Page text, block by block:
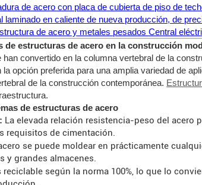
de acero con placa de cubierta de piso de
laminado en caliente de nueva producción, de
de acero y metales pesados Central
de estructuras de acero en la construcción
convertido en la columna vertebral de la
opción preferida para una amplia variedad de
de la construcción contemporánea.
de estructuras de acero
La elevada relación resistencia-peso del acero
requisitos de cimentación.
se puede moldear en prácticamente
y grandes almacenes.
reciclable según la norma 100%, lo que lo